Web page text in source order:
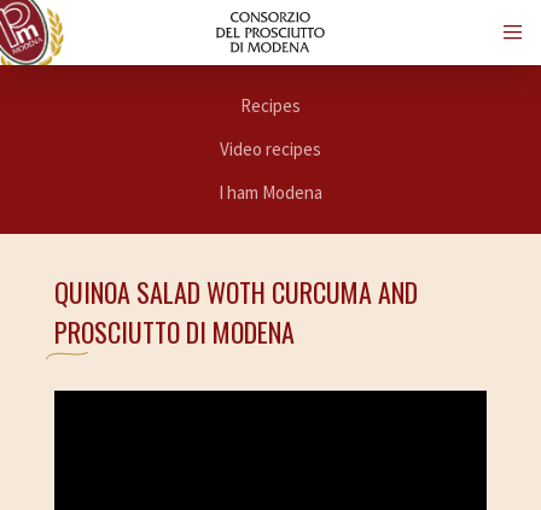
Recipes
Video recipes
I ham Modena
QUINOA SALAD WOTH CURCUMA AND
PROSCIUTTO DI MODENA